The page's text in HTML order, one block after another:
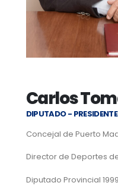
Carlos
DIPUTADO -
Concejal de Puerto
Director de Deportes
Diputado Provincial